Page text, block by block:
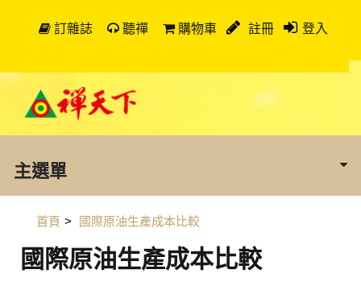
訂雜誌 聽禪 購物車 註冊 登入
主選單
首頁 > 國際原油生產成本比較
國際原油生產成本比較